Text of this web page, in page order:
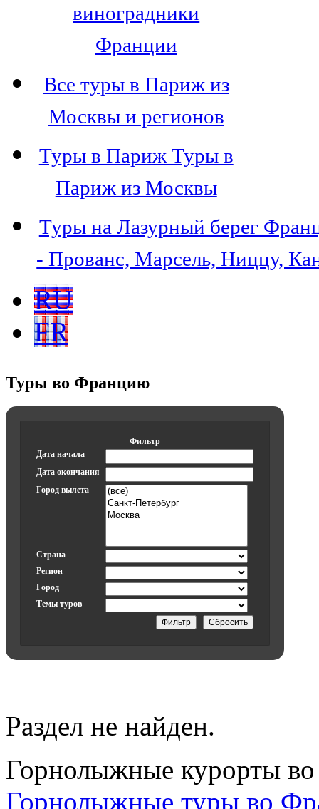
виноградники
Франции
Все туры в Париж из
Москвы и регионов
Туры в Париж Туры в
Париж из Москвы
Туры на Лазурный берег
- Прованс, Марсель, Ниццу,
RU
FR
Туры во Францию
Фильтр
Дата начала
Дата окончания
Город вылета
Страна
Регион
Город
Темы туров
Раздел не найден.
Горнолыжные курорты
Горнолыжные туры во